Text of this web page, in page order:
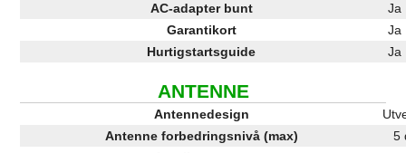
AC-adapter bunt
Ja
Garantikort
Ja
Hurtigstartsguide
Ja
ANTENNE
Antennedesign
Antenne forbedringsnivå (max)
5